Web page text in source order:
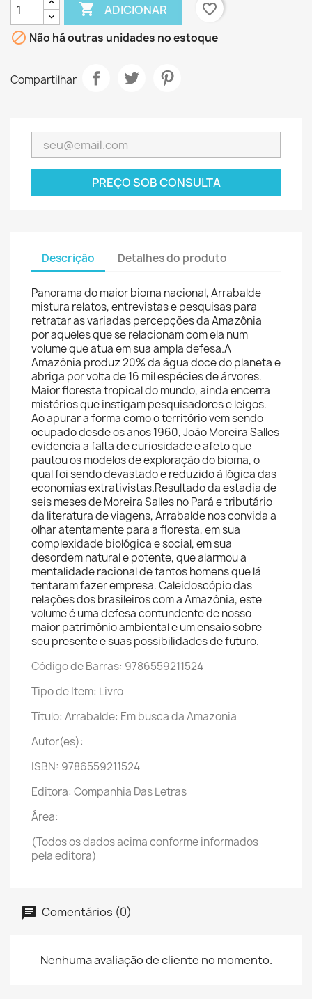
 ADICIONAR
favorite_border
 Não há outras unidades no estoque
Compartilhar
PREÇO SOB CONSULTA
Descrição Detalhes do produto
Panorama do maior bioma nacional, Arrabalde
mistura relatos, entrevistas e pesquisas para
retratar as variadas percepções da Amazônia
por aqueles que se relacionam com ela num
volume que atua em sua ampla defesa.A
Amazônia produz 20% da água doce do planeta e
abriga por volta de 16 mil espécies de árvores.
Maior floresta tropical do mundo, ainda encerra
mistérios que instigam pesquisadores e leigos.
Ao apurar a forma como o território vem sendo
ocupado desde os anos 1960, João Moreira Salles
evidencia a falta de curiosidade e afeto que
pautou os modelos de exploração do bioma, o
qual foi sendo devastado e reduzido à lógica das
economias extrativistas.Resultado da estadia de
seis meses de Moreira Salles no Pará e tributário
da literatura de viagens, Arrabalde nos convida a
olhar atentamente para a floresta, em sua
complexidade biológica e social, em sua
desordem natural e potente, que alarmou a
mentalidade racional de tantos homens que lá
tentaram fazer empresa. Caleidoscópio das
relações dos brasileiros com a Amazônia, este
volume é uma defesa contundente de nosso
maior patrimônio ambiental e um ensaio sobre
seu presente e suas possibilidades de futuro.
Código de Barras: 9786559211524
Tipo de Item: Livro
Título: Arrabalde: Em busca da Amazonia
Autor(es):
ISBN: 9786559211524
Editora: Companhia Das Letras
Área:
(Todos os dados acima conforme informados
pela editora)
Comentários (0)
Nenhuma avaliação de cliente no momento.